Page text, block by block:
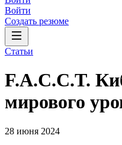
Войти
Создать резюме
Статьи
F.A.C.C.T.
мирового
28 июня 2024